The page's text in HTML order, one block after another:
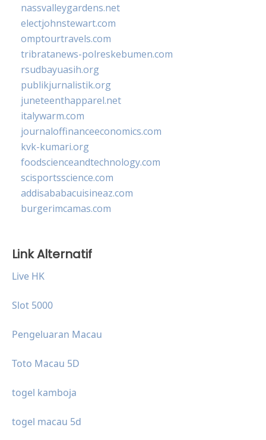
nassvalleygardens.net
electjohnstewart.com
omptourtravels.com
tribratanews-polreskebumen.com
rsudbayuasih.org
publikjurnalistik.org
juneteenthapparel.net
italywarm.com
journaloffinanceeconomics.com
kvk-kumari.org
foodscienceandtechnology.com
scisportsscience.com
addisababacuisineaz.com
burgerimcamas.com
Link Alternatif
Live HK
Slot 5000
Pengeluaran Macau
Toto Macau 5D
togel kamboja
togel macau 5d